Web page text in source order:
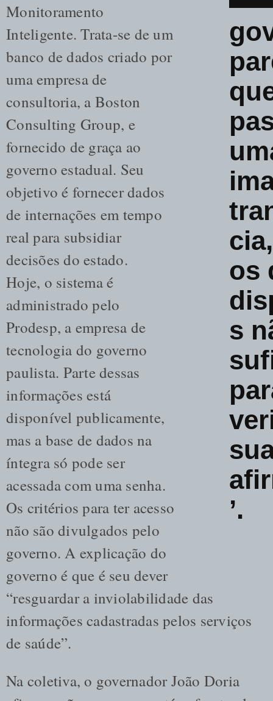
os
s
’.
Monitoramento
Inteligente. Trata-se de um
banco de dados criado por
uma empresa de
consultoria, a Boston
Consulting Group, e
fornecido de graça ao
governo estadual. Seu
objetivo é fornecer dados
de internações em tempo
real para subsidiar
decisões do estado.
Hoje, o sistema é
administrado pelo
Prodesp, a empresa de
tecnologia do governo
paulista. Parte dessas
informações está
disponível publicamente,
mas a base de dados na
íntegra só pode ser
acessada com uma senha.
Os critérios para ter acesso
não são divulgados pelo
governo. A explicação do
governo é que é seu dever
“resguardar a inviolabilidade das
informações cadastradas pelos serviços
de saúde”.
Na coletiva, o governador João Doria